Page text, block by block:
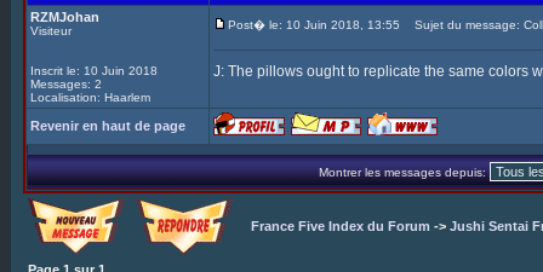
RZMJohan
Visiteur
Inscrit le: 10 Juin 2018
Messages: 2
Localisation: Haarlem
Post� le: 10 Juin 2018, 13:55 Sujet du message:
J: The pillows ought to replicate the same colors
Revenir en haut de page
Montrer les messages depuis:
France Five Index du Forum -> Jushi Sentai